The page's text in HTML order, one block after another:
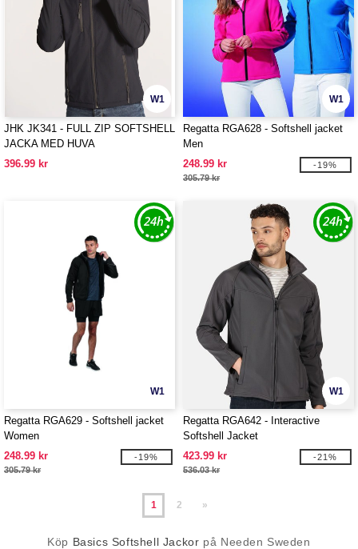
W1
JHK JK341 - FULL ZIP SOFTSHELL
JACKA MED HUVA
396.99 kr
W1
Regatta RGA628 - Softshell jacket
Men
248.99 kr
305.79 kr
-19%
W1
Regatta RGA629 - Softshell jacket
Women
248.99 kr
305.79 kr
-19%
W1
Regatta RGA642 - Interactive
Softshell Jacket
423.99 kr
536.03 kr
-21%
1 2 »
Köp Basics Softshell Jackor på Needen Sweden